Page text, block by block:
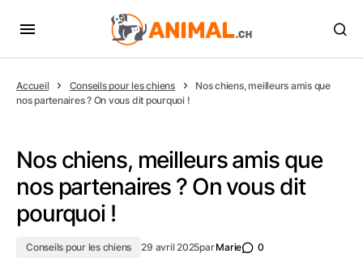
Accueil Conseils pour les chiens
Nos chiens, meilleurs amis que
nos partenaires ? On vous dit pourquoi !
Nos chiens, meilleurs amis que
nos partenaires ? On vous dit
pourquoi !
Conseils pour les chiens 29 avril 2025parMarie 0